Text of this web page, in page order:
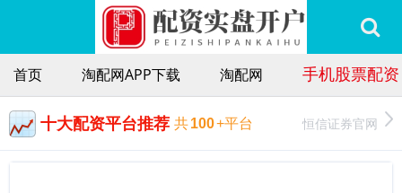
首页 淘配网APP下载 淘配网 手机股票配资
十大配资平台推荐 共100+平台 恒信证券官网